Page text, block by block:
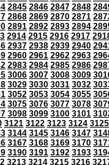
2845 2846 2847 2848
2868 2869 2870 2871
2891 2892 2893 2894
2914 2915 2916 2917
2937 2938 2939 2940
2960 2961 2962 2963
2983 2984 2985 2986
3006 3007 3008 3009
3029 3030 3031 3032
3052 3053 3054 3055
3075 3076 3077 3078
3098 3099 3100 3101
3121 3122 3123 3124 3125
3144 3145 3146 3147
3167 3168 3169 3170
3190 3191 3192 3193
3213 3214 3215 3216